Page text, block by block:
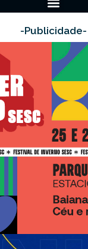
-Publicidade-